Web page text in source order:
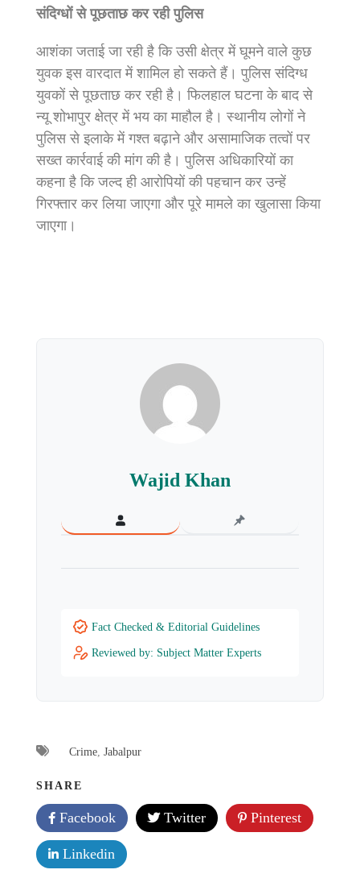
संदिग्धों से पूछताछ कर रही पुलिस
आशंका जताई जा रही है कि उसी क्षेत्र में घूमने वाले कुछ
युवक इस वारदात में शामिल हो सकते हैं। पुलिस संदिग्ध
युवकों से पूछताछ कर रही है। फिलहाल घटना के बाद से
न्यू शोभापुर क्षेत्र में भय का माहौल है। स्थानीय लोगों ने
पुलिस से इलाके में गश्त बढ़ाने और असामाजिक तत्वों पर
सख्त कार्रवाई की मांग की है। पुलिस अधिकारियों का
कहना है कि जल्द ही आरोपियों की पहचान कर उन्हें
गिरफ्तार कर लिया जाएगा और पूरे मामले का खुलासा किया
जाएगा।
Wajid Khan
Fact Checked & Editorial Guidelines
Reviewed by: Subject Matter Experts
Crime Jabalpur
SHARE
Facebook Twitter Pinterest
Linkedin